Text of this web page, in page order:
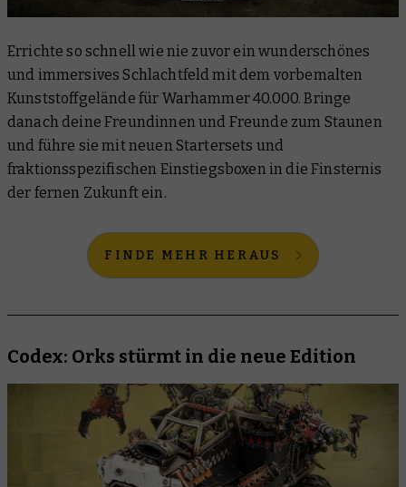
Errichte so schnell wie nie zuvor ein wunderschönes
und immersives Schlachtfeld mit dem vorbemalten
Kunststoffgelände für Warhammer 40.000. Bringe
danach deine Freundinnen und Freunde zum Staunen
und führe sie mit neuen Startersets und
fraktionsspezifischen Einstiegsboxen in die Finsternis
der fernen Zukunft ein.
FINDE MEHR HERAUS
Codex: Orks stürmt in die neue Edition